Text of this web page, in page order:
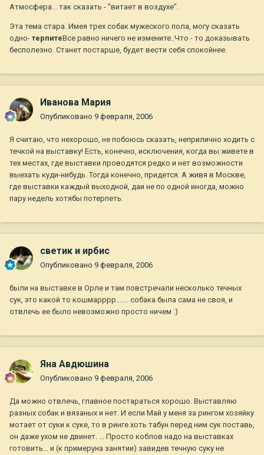
Атмосфера... так сказать - "витает в воздухе".
Эта тема стара. Имея трех собак мужеского пола, могу сказать
одно-терпитеВсе равно ничего не измените..Что - то доказывать
бесполезно. Станет постарше, будет вести себя спокойнее.
Иванова Мария
Опубликовано 9 февраля, 2006
Я считаю, что нехорошо, не побоюсь сказать, неприлично ходить с
течкой на выставку! Есть, конечно, исключения, когда вы живете в
тех местах, где выставки проводятся редко и нет возможности
выехать куди-нибудь. Тогда конечно, придется. А живя в Москве,
где выставки каждый выходной, даи не по одной иногда, можно
пару недель хотябы потерпеть.
светик и ирбис
Опубликовано 9 февраля, 2006
были на выставке в Орле и там повстречали несколько течных
сук, это какой то кошмарррр....... собака была сама не своя, и
отвлечь ее было невозможно просто ничем :)
Яна Авдюшина
Опубликовано 9 февраля, 2006
Да можно отвлечь, главное постараться хорошо. Выставляю
разных собак и вязаных и нет. И если Май у меня за рингом хозяйку
мотает от суки к суке, то в ринге хоть табун перед ним сук поставь,
он даже ухом не двинет. ... Просто коблов надо на выставках
готовить... и (к примеруна занятии) завидев течную суку не